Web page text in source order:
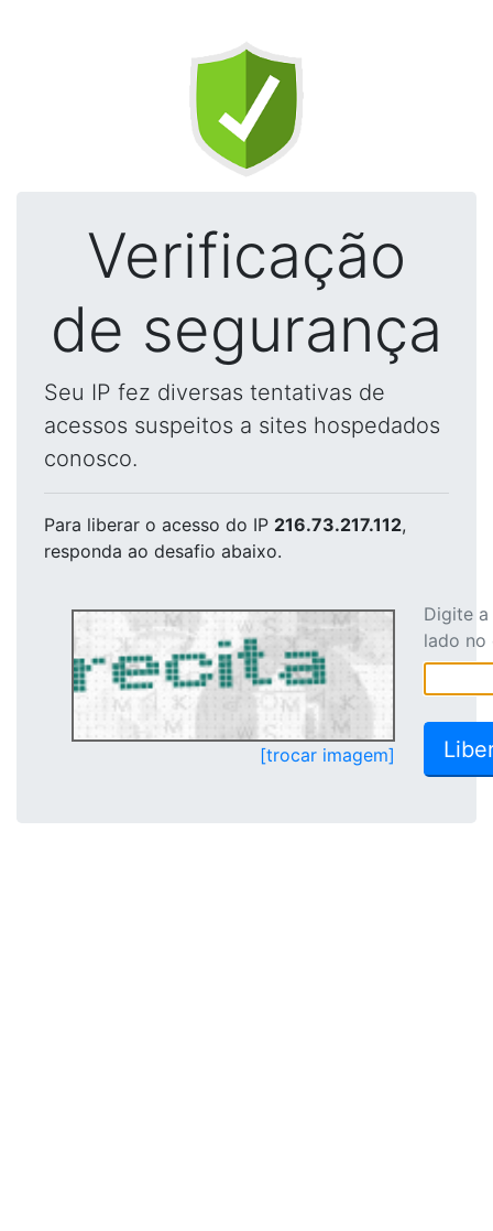
Verificação
de segurança
Seu IP fez diversas tentativas de
acessos suspeitos a sites hospedados
conosco.
Para liberar o acesso do IP 216.73.217.112,
responda ao desafio abaixo.
[trocar imagem]
Digite
lado no